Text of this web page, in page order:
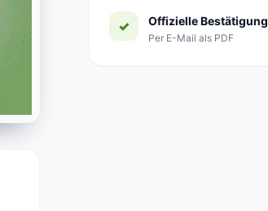
Offizielle Bestätigung
Per E-Mail als PDF